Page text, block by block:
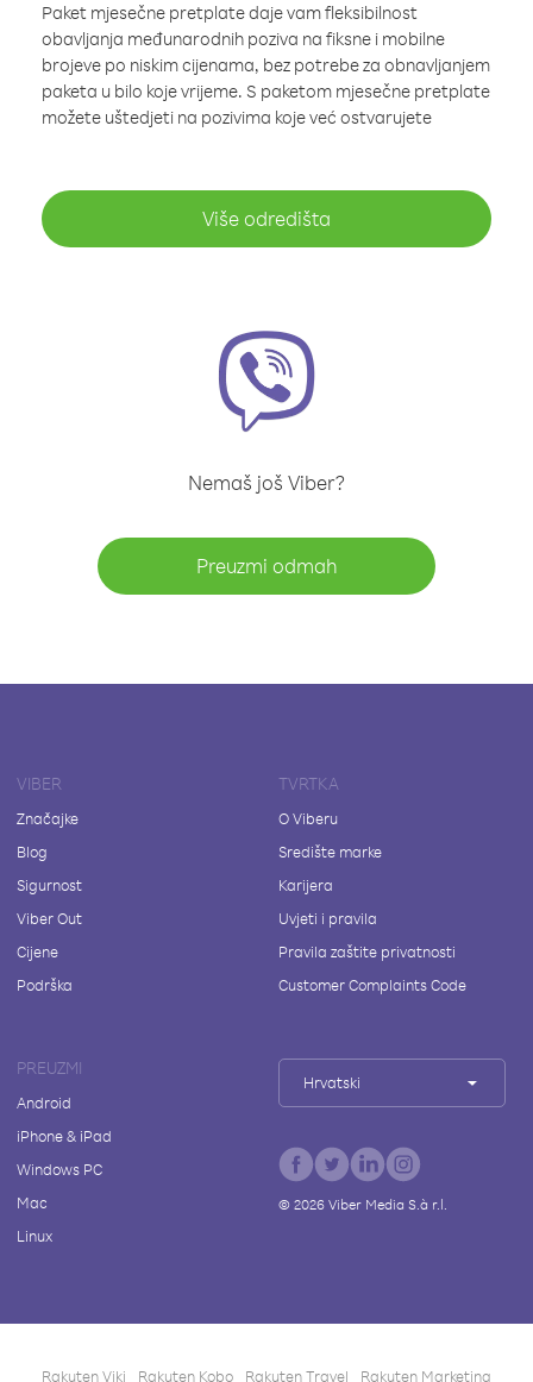
Paket mjesečne pretplate daje vam fleksibilnost
obavljanja međunarodnih poziva na fiksne i mobilne
brojeve po niskim cijenama, bez potrebe za obnavljanjem
paketa u bilo koje vrijeme. S paketom mjesečne pretplate
možete uštedjeti na pozivima koje već ostvarujete
Više odredišta
Nemaš još Viber?
Preuzmi odmah
VIBER
Značajke
Blog
Sigurnost
Viber Out
Cijene
Podrška
TVRTKA
O Viberu
Središte marke
Karijera
Uvjeti i pravila
Pravila zaštite privatnosti
Customer Complaints Code
PREUZMI
Android
iPhone & iPad
Windows PC
Mac
Linux
Hrvatski
© 2026Viber Media S.à r.l.
Rakuten Viki Rakuten Kobo Rakuten Travel Rakuten Marketing